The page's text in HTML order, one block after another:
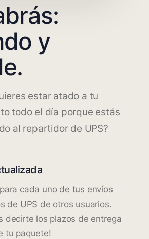
y
estar atado a tu
todo el día porque estás
al repartidor de UPS?
cada uno de tus envíos
de UPS de otros usuarios.
decirte los plazos de entrega
tu paquete!